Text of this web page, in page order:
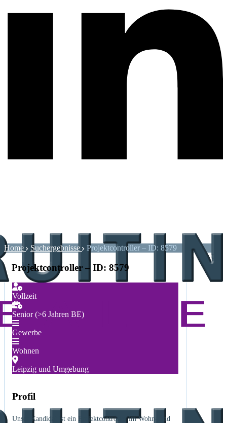
Home Suchergebnisse Projektcontroller – ID: 8579
Projektcontroller – ID: 8579
Vollzeit
Senior (>6 Jahren BE)
Gewerbe
Wohnen
Leipzig und Umgebung
Profil
Unser Kandidat ist ein Projektcontroller im Wohn- und